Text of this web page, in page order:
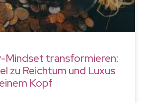
Mindset transformieren:
zu Reichtum und Luxus
Kopf